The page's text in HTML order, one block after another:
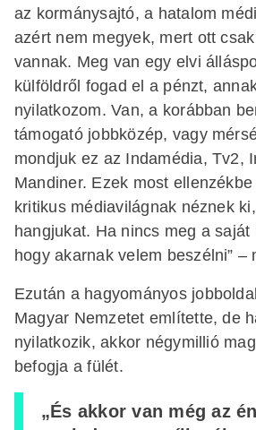
az kormánysajtó, a hatalom
azért nem megyek, mert ott
vannak. Meg van egy elvi
külföldről fogad el a pénzt,
nyilatkozom. Van, a korábban
támogató jobbközép, vagy
mondjuk ez az Indamédia, Tv2,
Mandiner. Ezek most
kritikus médiavilágnak néznek
hangjukat. Ha nincs meg a
hogy akarnak velem beszélni” –
Ezután a hagyományos
Magyar Nemzetet említette, de
nyilatkozik, akkor négymillió
befogja a fülét.
„És akkor van még az